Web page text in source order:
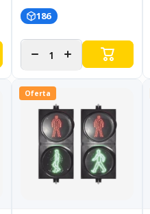
186
Disminuir
cantidad
Aumentar
cantidad
para
Oferta